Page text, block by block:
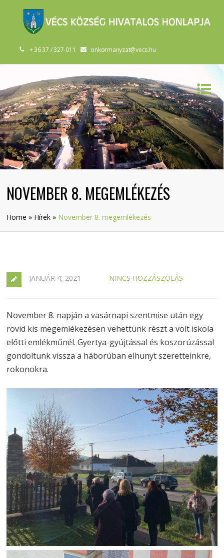
+ 36 37 / 327-011 onkormanyzat@vecs.hu
NOVEMBER 8. MEGEMLÉKEZÉS
Home » Hírek » November 8. megemlékezés
JANUÁR 4, 2021 NINCS HOZZÁSZÓLÁS
November 8. napján a vasárnapi szentmise után egy
rövid kis megemlékezésen vehettünk részt a volt iskola
előtti emlékműnél. Gyertya-gyújtással és koszorúzással
gondoltunk vissza a háborúban elhunyt szeretteinkre,
rokonokra.